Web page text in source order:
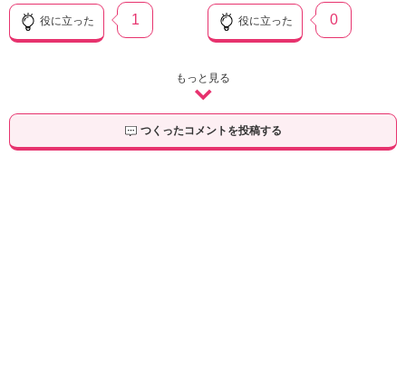
役に立った 1 役に立った 0
もっと見る
つくったコメントを投稿する